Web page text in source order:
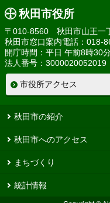
秋田市役所
〒010-8560 秋田市山王一
秋田市窓口案内電話：
開庁時間：平日 午前8時30
法人番号：3000020052019
市役所アクセス
秋田市の紹介
秋田市へのアクセス
まちづくり
統計情報